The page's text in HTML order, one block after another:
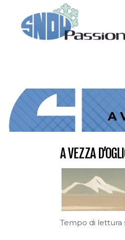
A
A VEZZA
Tempo di lettura